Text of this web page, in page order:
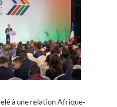
à une relation Afrique-